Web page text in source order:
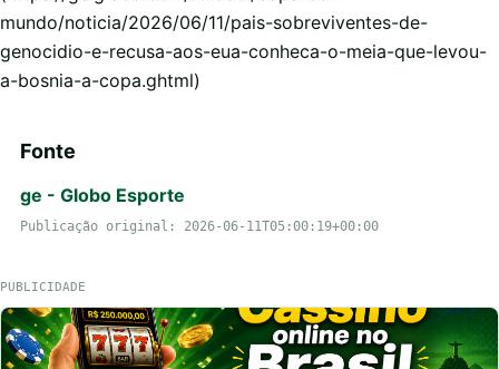
mundo/noticia/2026/06/11/pais-sobreviventes-de-
genocidio-e-recusa-aos-eua-conheca-o-meia-que-levou-
a-bosnia-a-copa.ghtml)
Fonte
ge - Globo Esporte
Publicação original: 2026-06-11T05:00:19+00:00
PUBLICIDADE